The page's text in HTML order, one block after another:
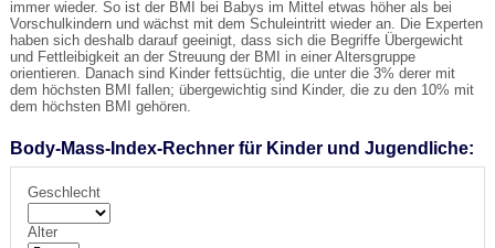
immer wieder. So ist der BMI bei Babys im Mittel etwas höher als bei
Vorschulkindern und wächst mit dem Schuleintritt wieder an. Die Experten
haben sich deshalb darauf geeinigt, dass sich die Begriffe Übergewicht
und Fettleibigkeit an der Streuung der BMI in einer Altersgruppe
orientieren. Danach sind Kinder fettsüchtig, die unter die 3% derer mit
dem höchsten BMI fallen; übergewichtig sind Kinder, die zu den 10% mit
dem höchsten BMI gehören.
Body-Mass-Index-Rechner für Kinder und Jugendliche:
Geschlecht
Alter